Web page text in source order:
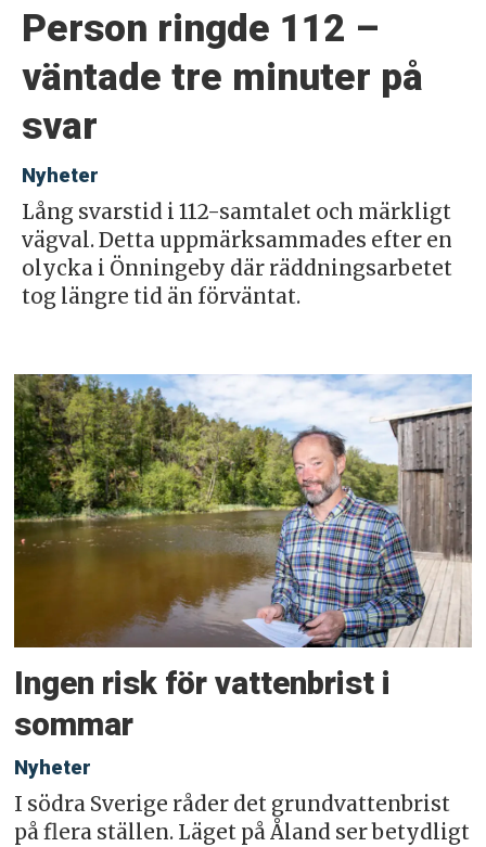
Person ringde 112 –
väntade tre minuter på
svar
Nyheter
Lång svarstid i 112-samtalet och märkligt
vägval. Detta uppmärksammades efter en
olycka i Önningeby där räddningsarbetet
tog längre tid än förväntat.
Ingen risk för vattenbrist i
sommar
Nyheter
I södra Sverige råder det grundvattenbrist
på flera ställen. Läget på Åland ser betydligt